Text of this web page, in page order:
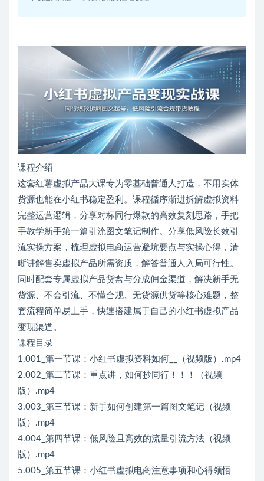
课程介绍
这套红薯虚拟产品大课专为零基础普通人打造，不用实体
货源也能在小红书稳定盈利。课程循序渐进拆解虚拟资料
完整运营逻辑，分享对标同行爆款的高效复刻思路，手把
手教学新手第一篇引流图文笔记制作。分享低风险长效引
流实操方案，梳理虚拟电商运营避坑要点与实操心得，清
晰讲解售卖虚拟产品所需资质，解答普通人入局可行性。
同时配套专属虚拟产品货盘与分成佣金渠道，解决新手无
货源、不会引流、不懂合规、无货源供货等核心难题，整
套流程简单易上手，快速搭建属于自己的小红书虚拟产品
变现渠道。
课程目录
1.001_第一节课：小红书虚拟资料如何__（视频版）.mp4
2.002_第二节课：重点讲，如何抄同行！！！（视频
版）.mp4
3.003_第三节课：新手如何创建第一篇图文笔记（视频
版）.mp4
4.004_第四节课：低风险且高效的流量引流方法（视频
版）.mp4
5.005_第五节课：小红书虚拟电商注意事项和心得领悟